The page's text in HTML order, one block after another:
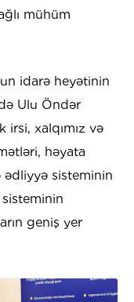
mühüm
idarə heyətinin
Ulu Öndər
xalqımız və
həyata
sisteminin
geniş yer